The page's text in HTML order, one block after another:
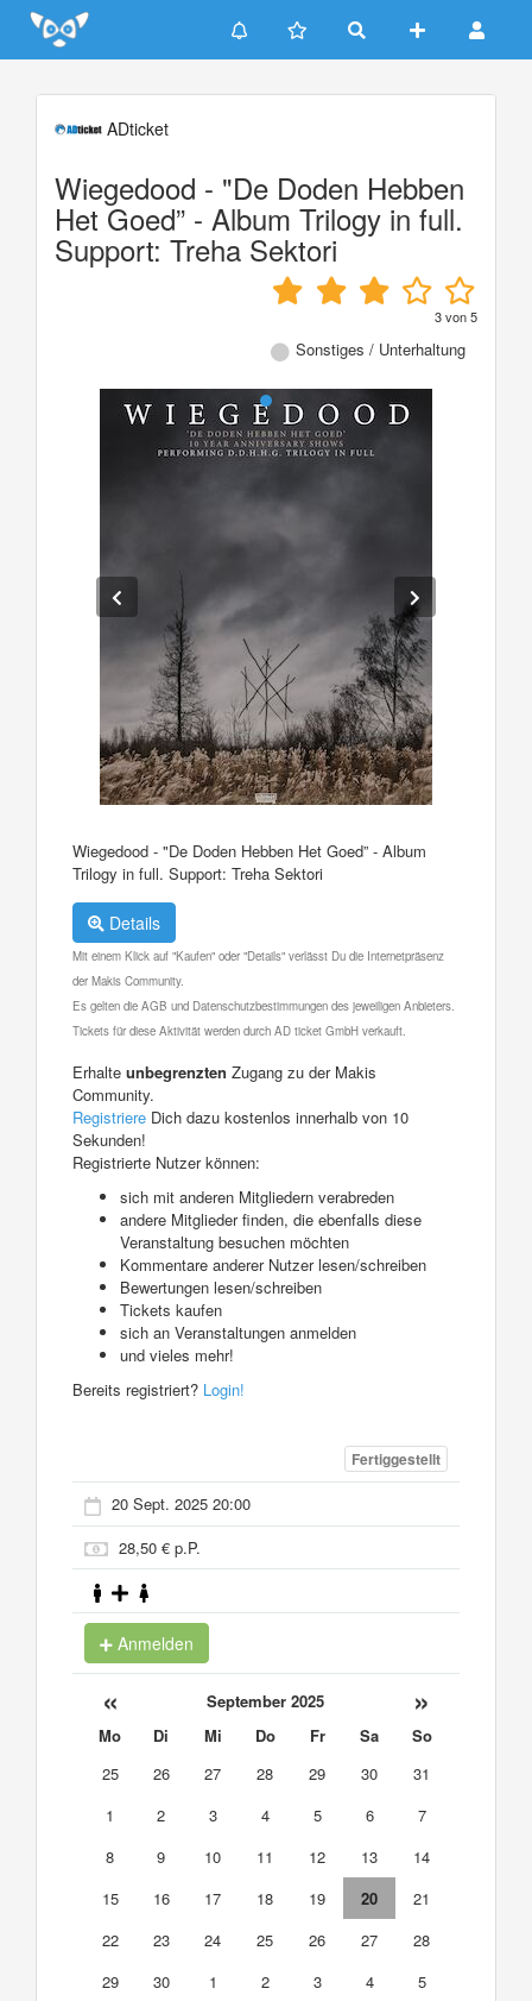
Update cookies preferences
ADticket
Wiegedood - "De Doden Hebben
Het Goed” - Album Trilogy in full.
Support: Treha Sektori
3von5
Sonstiges / Unterhaltung
Wiegedood - "De Doden Hebben Het Goed” - Album
Trilogy in full. Support: Treha Sektori
Details
Mit einem Klick auf "Kaufen" oder "Details" verlässt Du die Internetpräsenz
der Makis Community.
Es gelten die AGB und Datenschutzbestimmungen des jeweiligen Anbieters.
Tickets für diese Aktivität werden durch AD ticket GmbH verkauft.
Erhalte unbegrenzten Zugang zu der Makis
Community.
Registriere Dich dazu kostenlos innerhalb von 10
Sekunden!
Registrierte Nutzer können:
sich mit anderen Mitgliedern verabreden
andere Mitglieder finden, die ebenfalls diese
Veranstaltung besuchen möchten
Kommentare anderer Nutzer lesen/schreiben
Bewertungen lesen/schreiben
Tickets kaufen
sich an Veranstaltungen anmelden
und vieles mehr!
Bereits registriert? Login!
Fertiggestellt
20 Sept. 2025 20:00
28,50 € p.P.
Anmelden
« September 2025 »
Mo Di Mi Do Fr Sa
So
25
26 27 28 29 30
31
1
2 3 4 5 6
7
8
9 10 11 12 13
14
15
16 17 18 19 20
21
22
23 24 25 26 27
28
29
30 1 2 3 4 5